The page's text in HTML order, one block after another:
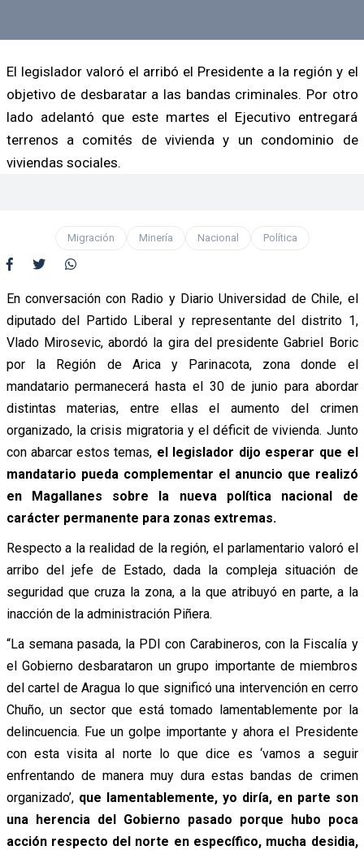
El legislador valoró el arribó el Presidente a la región y el
objetivo de desbaratar a las bandas criminales. Por otro
lado adelantó que este martes el Ejecutivo entregará
terrenos a comités de vivienda y un condominio de
viviendas sociales.
Migración Minería Nacional Política
En conversación con Radio y Diario Universidad de Chile, el
diputado del Partido Liberal y representante del distrito 1,
Vlado Mirosevic, abordó la gira del presidente Gabriel Boric
por la Región de Arica y Parinacota, zona donde el
mandatario permanecerá hasta el 30 de junio para abordar
distintas materias, entre ellas el aumento del crimen
organizado, la crisis migratoria y el déficit de vivienda. Junto
con abarcar estos temas, el legislador dijo esperar que el
mandatario pueda complementar el anuncio que realizó
en Magallanes sobre la nueva política nacional de
carácter permanente para zonas extremas.
Respecto a la realidad de la región, el parlamentario valoró el
arribo del jefe de Estado, dada la compleja situación de
seguridad que cruza la zona, a la que atribuyó en parte, a la
inacción de la administración Piñera.
“La semana pasada, la PDI con Carabineros, con la Fiscalía y
el Gobierno desbarataron un grupo importante de miembros
del cartel de Aragua lo que significó una intervención en cerro
Chuño, un sector que está tomado lamentablemente por la
delincuencia. Fue un golpe importante y ahora el Presidente
con esta visita al norte lo que dice es ‘vamos a seguir
enfrentando de manera muy dura estas bandas de crimen
organizado’, que lamentablemente, yo diría, en parte son
una herencia del Gobierno pasado porque hubo poca
acción respecto del norte en específico, mucha desidia,